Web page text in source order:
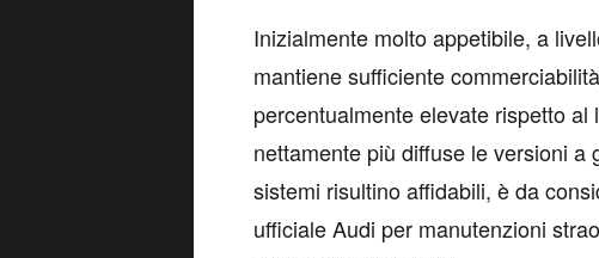
Inizialmente molto appetibile, a
mantiene sufficiente
percentualmente elevate rispetto
nettamente più diffuse le versioni
sistemi risultino affidabili, è da
ufficiale Audi per manutenzioni